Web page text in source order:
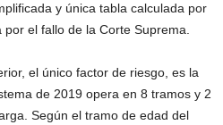
y única tabla calculada por
el fallo de la Corte Suprema.
el único factor de riesgo, es la
de 2019 opera en 8 tramos y 2
Según el tramo de edad del